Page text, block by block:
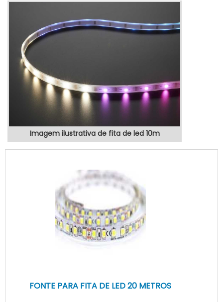
Imagem ilustrativa de fita de led 10m
FONTE PARA FITA DE LED 20 METROS